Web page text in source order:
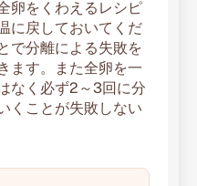
卵をくわえるレシピ
に戻しておいてくだ
で分離による失敗を
ます。また全卵を一
なく必ず2～3回に分
くことが失敗しない